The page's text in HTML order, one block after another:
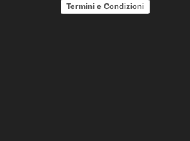
Termini e Condizioni